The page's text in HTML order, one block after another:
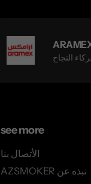
النجاح
see more
الأتصال بنا
AZSMOKER نبذه عن